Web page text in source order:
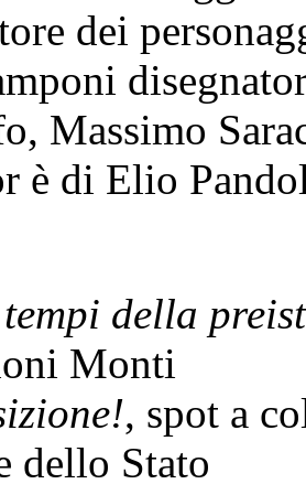
dei
Massimo
è di Elio
della
Monti
, spot a
dello Stato